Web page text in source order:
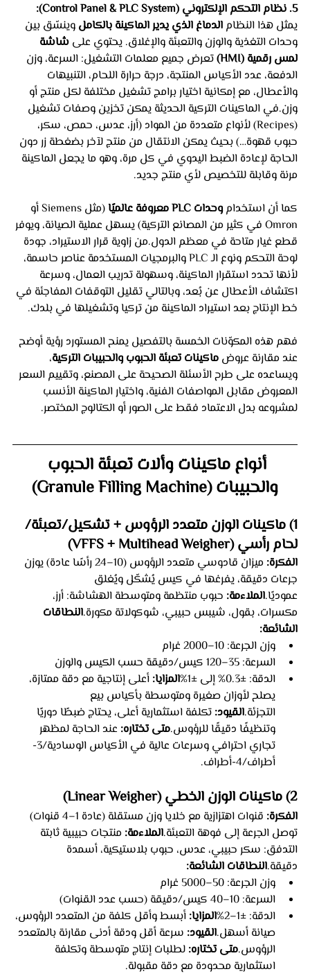
5. نظام التحكم الإلكتروني (Control Panel & PLC System):
يمثل هذا النظام الدماغ الذي يدير الماكينة بالكامل وينسّق بين
وحدات التغذية والوزن والتعبئة والإغلاق. يحتوي على شاشة
لمس رقمية (HMI)
تعرض جميع معلمات التشغيل: السرعة، وزن
الدفعة، عدد الأكياس المنتجة، درجة حرارة اللحام، التنبيهات
والأعطال، مع إمكانية اختيار برامج تشغيل مختلفة لكل منتج أو
وزن.في الماكينات التركية الحديثة يمكن تخزين وصفات تشغيل
(Recipes) لأنواع متعددة من المواد (أرز، عدس، حمص، سكر،
حبوب قهوة…) بحيث يمكن الانتقال من منتج لآخر بضغطة زر دون
الحاجة لإعادة الضبط اليدوي في كل مرة، وهو ما يجعل الماكينة
مرنة وقابلة للتخصيص لأي منتج جديد.
كما أن استخدام وحدات PLC معروفة عالميًا
(مثل Siemens أو
Omron في كثير من المصانع التركية) يسهل عملية الصيانة، ويوفر
قطع غيار متاحة في معظم الدول.من زاوية قرار الاستيراد، جودة
لوحة التحكم ونوع الـ PLC والبرمجيات المستخدمة عناصر حاسمة،
لأنها تحدد استقرار الماكينة، وسهولة تدريب العمال، وسرعة
اكتشاف الأعطال عن بُعد، وبالتالي تقليل التوقفات المفاجئة في
خط الإنتاج بعد استيراد الماكينة من تركيا وتشغيلها في بلدك.
فهم هذه المكوّنات الخمسة بالتفصيل يمنح المستورد رؤية أوضح
عند مقارنة عروض ماكينات تعبئة الحبوب والحبيبات التركية،
ويساعده على طرح الأسئلة الصحيحة على المصنع، وتقييم السعر
المعروض مقابل المواصفات الفنية، واختيار الماكينة الأنسب
لمشروعه بدل الاعتماد فقط على الصور أو الكتالوج المختصر.
أنواع ماكينات وألات تعبئة الحبوب
والحبيبات (Granule Filling Machine)
1) ماكينات الوزن متعدد الرؤوس + تشكيل/تعبئة/
لحام رأسي (VFFS + Multihead Weigher)
الفكرة:
ميزان قادوسي متعدد الرؤوس (10–24 رأسًا عادة) يوزن
جرعات دقيقة، يفرغها في كيس يُشكّل ويُغلق
عموديًا.الملاءمة: حبوب منتظمة ومتوسطة الهشاشة: أرز،
مكسرات، بقول، شيبس حبيبي، شوكولاتة مكورة.النطاقات
الشائعة:
وزن الجرعة: 10–2000 غرام
السرعة: 35–120 كيس/دقيقة حسب الكيس والوزن
الدقة: ±0.3% إلى ±1%
المزايا: أعلى إنتاجية مع دقة ممتازة،
يصلح لأوزان صغيرة ومتوسطة بأكياس بيع
التجزئة.القيود: تكلفة استثمارية أعلى، يحتاج ضبطًا دوريًا
وتنظيفًا دقيقًا للرؤوس.متى تختاره: عند الحاجة لمظهر
تجاري احترافي وسرعات عالية في الأكياس الوسادية/3-
أطراف/4-أطراف.
2) ماكينات الوزن الخطي (Linear Weigher)
الفكرة:
قنوات اهتزازية مع خلايا وزن مستقلة (عادة 1–4 قنوات)
توصل الجرعة إلى فوهة التعبئة.الملاءمة: منتجات حبيبية ثابتة
التدفق: سكر حبيبي، عدس، حبوب بلاستيكية، أسمدة
دقيقة.النطاقات الشائعة:
وزن الجرعة: 50–5000 غرام
السرعة: 10–40 كيس/دقيقة (حسب عدد القنوات)
الدقة: ±1–2%
المزايا: أبسط وأقل كلفة من المتعدد الرؤوس،
صيانة أسهل.القيود: سرعة أقل ودقة أدنى مقارنة بالمتعدد
الرؤوس.متى تختاره: لطلبات إنتاج متوسطة وتكلفة
استثمارية محدودة مع دقة مقبولة.